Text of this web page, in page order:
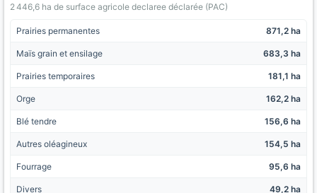
2 446,6 ha de surface agricole declaree déclarée (PAC)
Prairies permanentes 871,2 ha
Maïs grain et ensilage 683,3 ha
Prairies temporaires 181,1 ha
Orge 162,2 ha
Blé tendre 156,6 ha
Autres oléagineux 154,5 ha
Fourrage 95,6 ha
Divers 49,2 ha